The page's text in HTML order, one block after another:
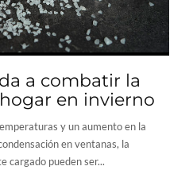
a combatir la
en invierno
y un aumento en la
en ventanas, la
cargado pueden ser...